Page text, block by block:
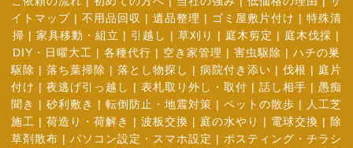
イトマップ| 不用品回収 | 遺品整理 | ゴミ屋敷片付け | 特殊清
掃 | 家具移動・組立 | 引越し | 草刈り | 庭木剪定 | 庭木伐採 |
DIY・日曜大工 | 各種代行 | 空き家管理 | 害虫駆除 | ハチの巣
駆除 | 落ち葉掃除 | 落とし物探し | 病院付き添い | 伐根 | 庭片
付け | 夜逃げ引っ越し | 表札取り外し・取付 | 話し相手 | 愚痴
聞き
| 砂利敷き | 転倒防止・地震対策 | ペットの散歩 |
人工芝
施工 | 荷造り・荷解き | 波板交換 | 庭の水やり | 電球交換 | 除
草剤散布 | パソコン設定・スマホ設定 | ポスティング・チラシ